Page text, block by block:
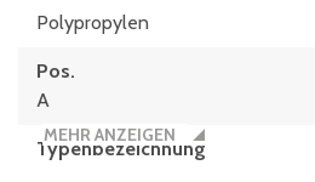
Polypropylen
Pos.
A
Typen­be­zeich­nung
MEHR ANZEIGEN